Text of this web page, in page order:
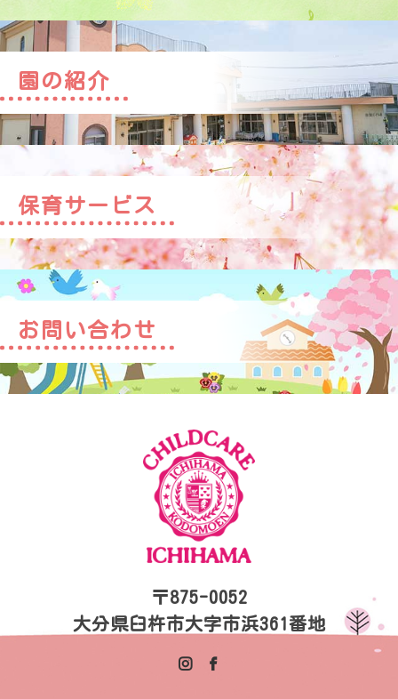
園の紹介
保育サービス
お問い合わせ
〒875-0052
大分県臼杵市大字市浜361番地